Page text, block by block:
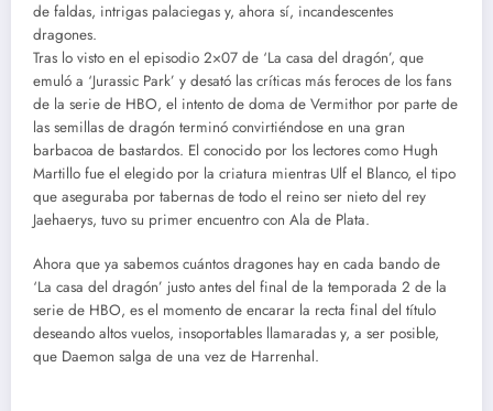
de faldas, intrigas palaciegas y, ahora sí, incandescentes
dragones.
Tras lo visto en el episodio 2×07 de ‘La casa del dragón’, que
emuló a ‘Jurassic Park’ y desató las críticas más feroces de los fans
de la serie de HBO, el intento de doma de Vermithor por parte de
las semillas de dragón terminó convirtiéndose en una gran
barbacoa de bastardos. El conocido por los lectores como Hugh
Martillo fue el elegido por la criatura mientras Ulf el Blanco, el tipo
que aseguraba por tabernas de todo el reino ser nieto del rey
Jaehaerys, tuvo su primer encuentro con Ala de Plata.
Ahora que ya sabemos cuántos dragones hay en cada bando de
‘La casa del dragón’ justo antes del final de la temporada 2 de la
serie de HBO, es el momento de encarar la recta final del título
deseando altos vuelos, insoportables llamaradas y, a ser posible,
que Daemon salga de una vez de Harrenhal.